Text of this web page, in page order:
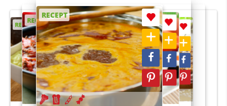
RECEPT
RECEPT
RECEPT
RECEPT
RECEPT